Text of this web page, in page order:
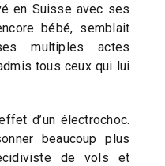
en Suisse avec ses
bébé, semblait
multiples actes
tous ceux qui lui
d’un électrochoc.
beaucoup plus
de vols et